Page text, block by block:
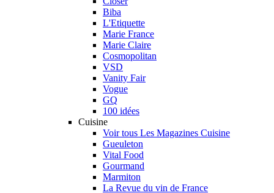
Biba
L'Etiquette
Marie France
Marie Claire
Cosmopolitan
VSD
Vanity Fair
Vogue
GQ
100 idées
Cuisine
Voir tous Les Magazines Cuisine
Gueuleton
Vital Food
Gourmand
Marmiton
La Revue du vin de France